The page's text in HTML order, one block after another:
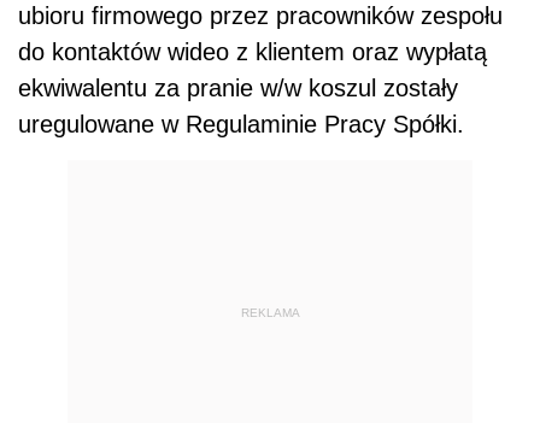
ubioru firmowego przez pracowników zespołu
do kontaktów wideo z klientem oraz wypłatą
ekwiwalentu za pranie w/w koszul zostały
uregulowane w Regulaminie Pracy Spółki.
REKLAMA